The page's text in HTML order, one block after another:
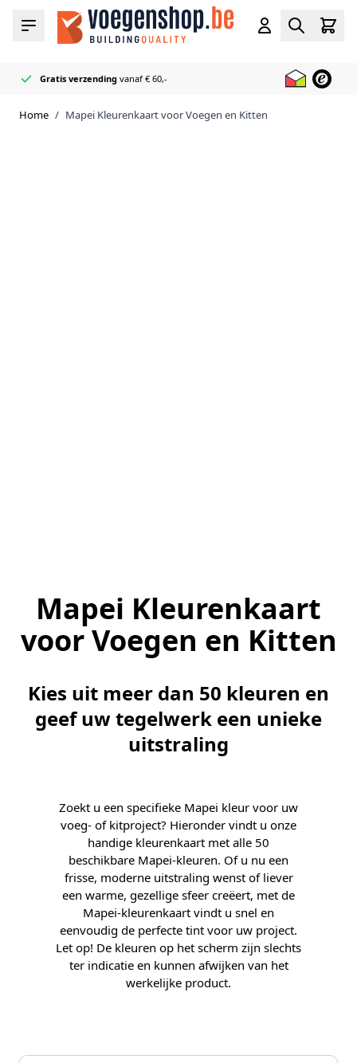
Ga naar de inhoud
Menu
Cart
Gratis verzending vanaf € 60,-
Officieel MapeiReseller
50+ Voeg & Kit kleurenop voorraad
Bliksemsnel geleverd
Home / Mapei Kleurenkaart voor Voegen en Kitten
Mapei Kleurenkaart
voor Voegen en Kitten
Kies uit meer dan 50 kleuren en
geef uw tegelwerk een unieke
uitstraling
Zoekt u een specifieke Mapei kleur voor uw
voeg- of kitproject? Hieronder vindt u onze
handige kleurenkaart met alle 50
beschikbare Mapei-kleuren. Of u nu een
frisse, moderne uitstraling wenst of liever
een warme, gezellige sfeer creëert, met de
Mapei-kleurenkaart vindt u snel en
eenvoudig de perfecte tint voor uw project.
Let op! De kleuren op het scherm zijn slechts
ter indicatie en kunnen afwijken van het
werkelijke product.